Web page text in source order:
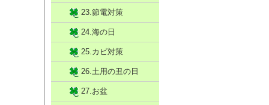
23.節電対策
24.海の日
25.カビ対策
26.土用の丑の日
27.お盆